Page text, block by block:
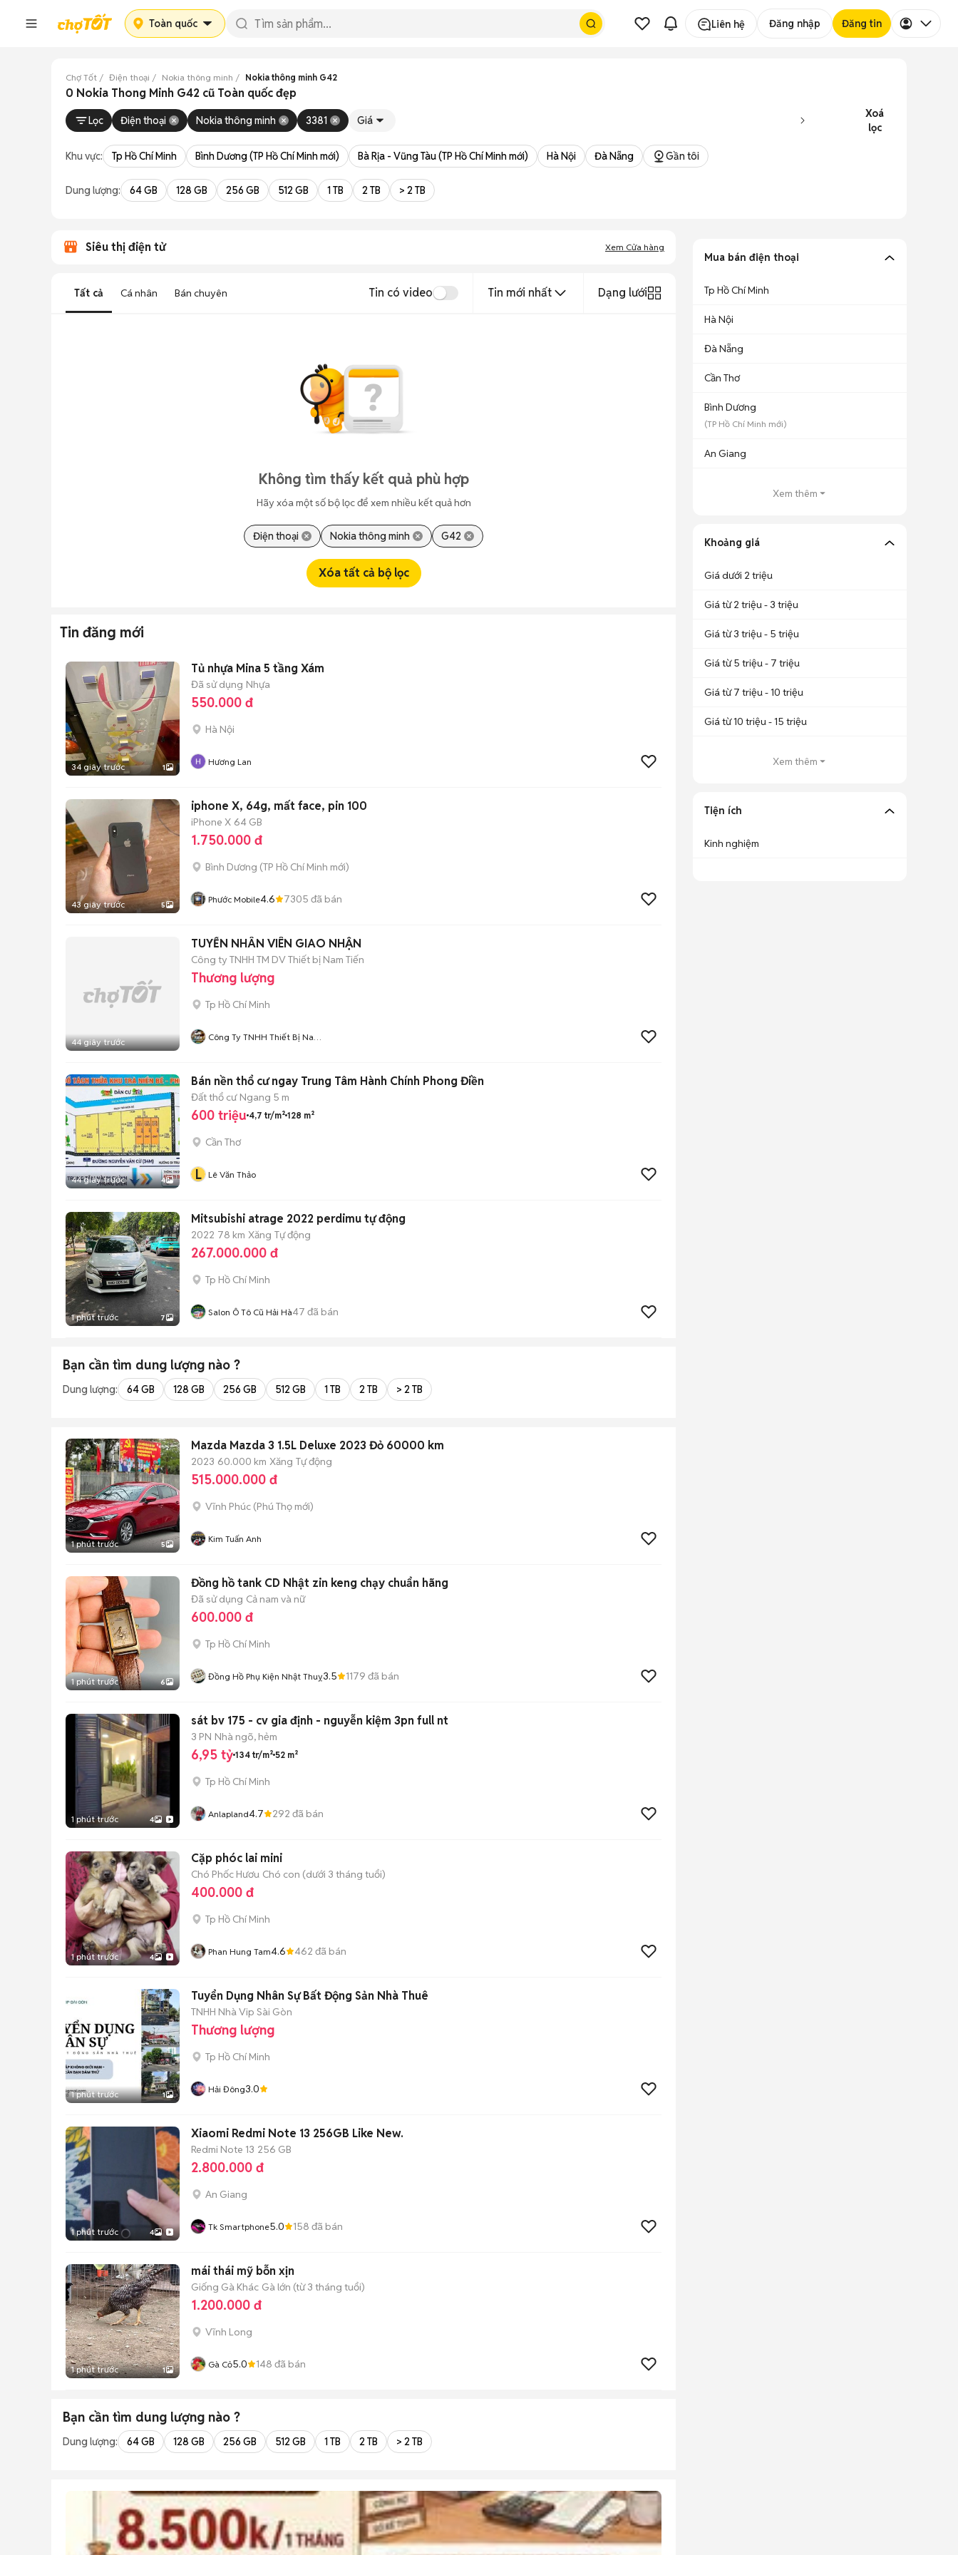
Toàn quốc Liên hệ Đăng nhập Đăng tin
Chợ Tốt Điện thoại Nokia thông minh Nokia thông minh G42
0 Nokia Thong Minh G42 cũ Toàn quốc đẹp
Lọc Điện thoại Nokia thông minh 3381 Giá
Xoá
lọc
Khu vực: Tp Hồ Chí Minh Bình Dương (TP Hồ Chí Minh mới) Bà Rịa - Vũng Tàu (TP Hồ Chí Minh mới) Hà Nội Đà Nẵng Gần tôi
Dung lượng: 64 GB 128 GB 256 GB 512 GB 1 TB 2 TB > 2 TB
Siêu thị điện tử Xem Cửa hàng
Tất cả Cá nhân Bán chuyên Tin có video Tin mới nhất Dạng lưới
Không tìm thấy kết quả phù hợp
Hãy xóa một số bộ lọc để xem nhiều kết quả hơn
Điện thoại Nokia thông minh G42
Xóa tất cả bộ lọc
Tin đăng mới
34 giây trước 1
Tủ nhựa Mina 5 tầng Xám
Đã sử dụng Nhựa
550.000 đ
Hà Nội
Hương Lan
43 giây trước 5
iphone X, 64g, mất face, pin 100
iPhone X 64 GB
1.750.000 đ
Bình Dương (TP Hồ Chí Minh mới)
Phước Mobile4.6 7305 đã bán
44 giây trước
TUYỂN NHÂN VIÊN GIAO NHẬN
Công ty TNHH TM DV Thiết bị Nam Tiến
Thương lượng
Tp Hồ Chí Minh
Công Ty TNHH Thiết Bị Nam
44 giây trước 4
Bán nền thổ cư ngay Trung Tâm Hành Chính Phong Điền
Đất thổ cư Ngang 5 m
600 triệu 4,7 tr/m² 128 m²
Cần Thơ
L Lê Văn Thảo
1 phút trước 7
Mitsubishi atrage 2022 perdimu tự động
2022 78 km Xăng Tự động
267.000.000 đ
Tp Hồ Chí Minh
Salon Ô Tô Cũ Hải Hà47 đã bán
Bạn cần tìm dung lượng nào ?
Dung lượng: 64 GB 128 GB 256 GB 512 GB 1 TB 2 TB > 2 TB
1 phút trước 5
Mazda Mazda 3 1.5L Deluxe 2023 Đỏ 60000 km
2023 60.000 km Xăng Tự động
515.000.000 đ
Vĩnh Phúc (Phú Thọ mới)
Kim Tuấn Anh
1 phút trước 6
Đồng hồ tank CD Nhật zin keng chạy chuẩn hãng
Đã sử dụng Cả nam và nữ
600.000 đ
Tp Hồ Chí Minh
Đồng Hồ Phụ Kiện Nhật Thuỵ3.5 1179 đã bán
1 phút trước 4
sát bv 175 - cv gia định - nguyễn kiệm 3pn full nt
3 PN Nhà ngõ, hẻm
6,95 tỷ 134 tr/m² 52 m²
Tp Hồ Chí Minh
Anlapland4.7 292 đã bán
1 phút trước 4
Cặp phóc lai mini
Chó Phốc Hươu Chó con (dưới 3 tháng tuổi)
400.000 đ
Tp Hồ Chí Minh
Phan Hung Tam4.6 462 đã bán
1 phút trước 1
Tuyển Dụng Nhân Sự Bất Động Sản Nhà Thuê
TNHH Nhà Vip Sài Gòn
Thương lượng
Tp Hồ Chí Minh
Hải Đông3.0
1 phút trước 4
Xiaomi Redmi Note 13 256GB Like New.
Redmi Note 13 256 GB
2.800.000 đ
An Giang
Tk Smartphone5.0 158 đã bán
1 phút trước 1
mái thái mỹ bỗn xịn
Giống Gà Khác Gà lớn (từ 3 tháng tuổi)
1.200.000 đ
Vĩnh Long
Gà Cỏ5.0 148 đã bán
Bạn cần tìm dung lượng nào ?
Dung lượng: 64 GB 128 GB 256 GB 512 GB 1 TB 2 TB > 2 TB
Mua bán điện thoại
Tp Hồ Chí Minh
Hà Nội
Đà Nẵng
Cần Thơ
Bình Dương
(TP Hồ Chí Minh mới)
An Giang
Xem thêm
Khoảng giá
Giá dưới 2 triệu
Giá từ 2 triệu - 3 triệu
Giá từ 3 triệu - 5 triệu
Giá từ 5 triệu - 7 triệu
Giá từ 7 triệu - 10 triệu
Giá từ 10 triệu - 15 triệu
Xem thêm
Tiện ích
Kinh nghiệm